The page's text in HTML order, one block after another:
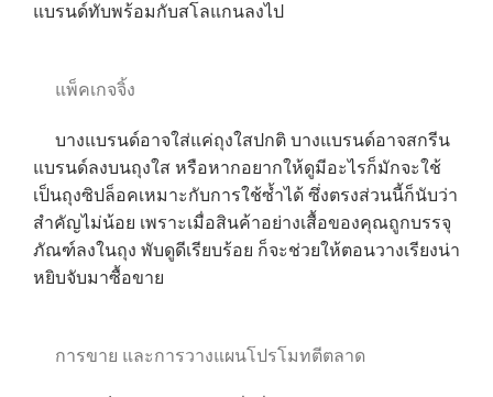
แบรนด์ทับพร้อมกับสโลแกนลงไป
แพ็คเกจจิ้ง
บางแบรนด์อาจใส่แค่ถุงใสปกติ บางแบรนด์อาจสกรีน
แบรนด์ลงบนถุงใส หรือหากอยากให้ดูมีอะไรก็มักจะใช้
เป็นถุงซิปล็อคเหมาะกับการใช้ซ้ำได้ ซึ่งตรงส่วนนี้ก็นับว่า
สำคัญไม่น้อย เพราะเมื่อสินค้าอย่างเสื้อของคุณถูกบรรจุ
ภัณฑ์ลงในถุง พับดูดีเรียบร้อย ก็จะช่วยให้ตอนวางเรียงน่า
หยิบจับมาซื้อขาย
การขาย และการวางแผนโปรโมทตีตลาด